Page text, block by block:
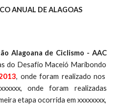
ANUAL DE ALAGOAS
Alagoana de Ciclismo - AAC
do Desafio Maceió Maribondo
, onde foram realizado nos
, onde foram realizadas
etapa ocorridaem xxxxxxxx,